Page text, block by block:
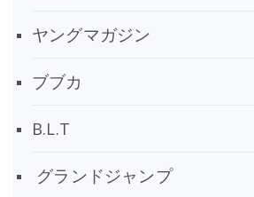
ヤングマガジン
ブブカ
B.L.T
グランドジャンプ